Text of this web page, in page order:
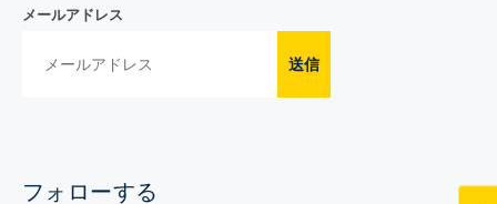
メールアドレス
送信
フォローする